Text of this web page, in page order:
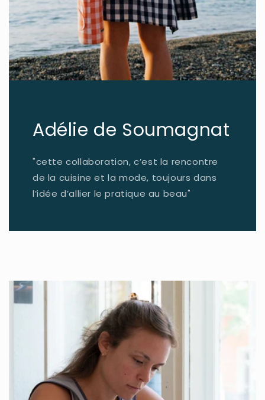
Adélie de Soumagnat
"cette collaboration, c’est la rencontre
de la cuisine et la mode, toujours dans
l’idée d’allier le pratique au beau"